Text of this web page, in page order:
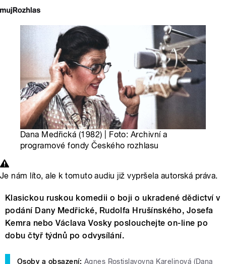
Dana Medřická (1982) | Foto: Archivní a
programové fondy Českého rozhlasu
Je nám líto, ale k tomuto audiu již vypršela autorská práva.
Klasickou ruskou komedii o boji o ukradené dědictví v
podání Dany Medřické, Rudolfa Hrušínského, Josefa
Kemra nebo Václava Vosky poslouchejte on-line po
dobu čtyř týdnů po odvysílání.
Osoby a obsazení: Agnes Rostislavovna Karelinová (Dana